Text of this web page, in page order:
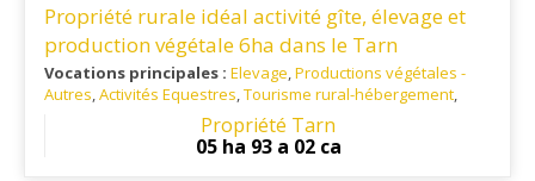
Propriété rurale idéal activité gîte, élevage et
production végétale 6ha dans le Tarn
Vocations principales : Elevage,Productions végétales -
Autres,Activités Equestres,Tourisme rural-hébergement,
Artisanat / Commerce
: Situé au calme et à 10 minutes de toutes les
Propriété Tarn
05 ha 93 a 02 ca